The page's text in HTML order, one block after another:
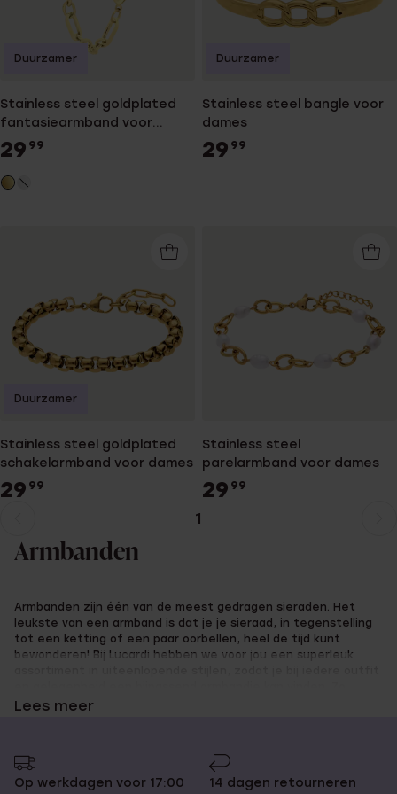
Stainless steel goldplated
fantasiearmband voor
dames
29 99
Duurzamer
Stainless steel bangle voor
dames
29 99
Duurzamer
Stainless steel goldplated
schakelarmband voor dames
29 99
Duurzamer
Stainless steel
parelarmband voor dames
29 99
pagina
1
naar
Armbanden
Armbanden zijn één van de meest gedragen sieraden. Het
leukste van een armband is dat je je sieraad, in tegenstelling
tot een ketting of een paar oorbellen, heel de tijd kunt
bewonderen! Bij Lucardi hebben we voor jou een superleuk
hebben we bijvoorbeeld ook gepersonaliseerde sieraden, zoals
Lees meer
Op werkdagen voor 17:00
14 dagen retourneren